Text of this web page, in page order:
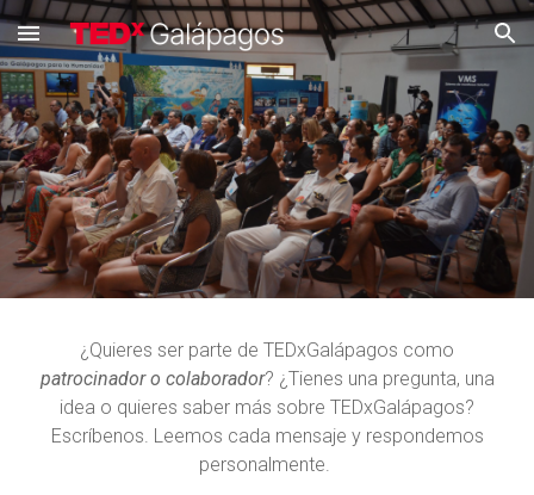
Skip to main content Skip to navigation
¿Quieres ser parte de TEDxGalápagos como
patrocinador o colaborador? ¿Tienes una pregunta, una
idea o quieres saber más sobre TEDxGalápagos?
Escríbenos. Leemos cada mensaje y respondemos
personalmente.